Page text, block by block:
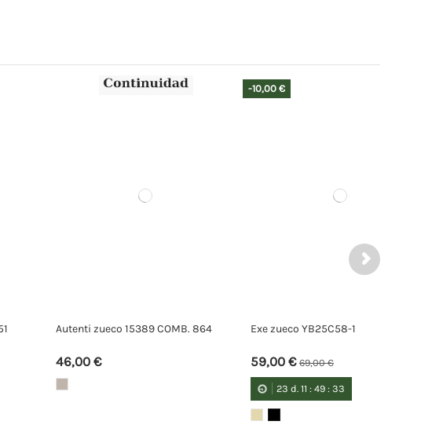
zueco YB25C58-1
69,00 €
:49
Autenti zueco 16415 COMB. 864